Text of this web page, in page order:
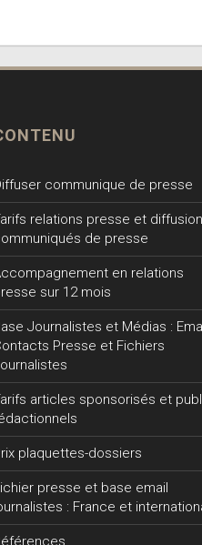
communique de presse
relations presse et diffusion
de presse
en relations
sur 12 mois
Journalistes et Médias :
Presse et Fichiers
articles sponsorisés et
plaquettes-dossiers
presse et base email
: France et